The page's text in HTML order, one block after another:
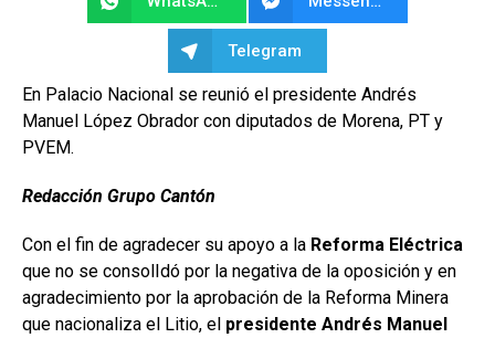
Telegram
En Palacio Nacional se reunió el presidente Andrés
Manuel López Obrador con diputados de Morena, PT y
PVEM.
Redacción Grupo Cantón
Con el fin de agradecer su apoyo a la Reforma Eléctrica
que no se consolIdó por la negativa de la oposición y en
agradecimiento por la aprobación de la Reforma Minera
que nacionaliza el Litio, el presidente Andrés Manuel